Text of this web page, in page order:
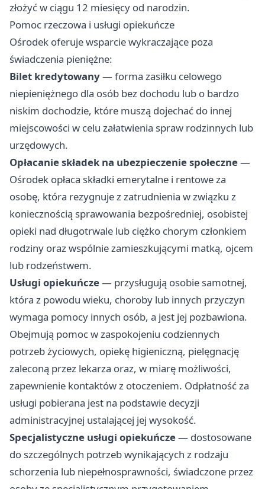
złożyć w ciągu 12 miesięcy od narodzin.
Pomoc rzeczowa i usługi opiekuńcze
Ośrodek oferuje wsparcie wykraczające poza
świadczenia pieniężne:
Bilet kredytowany— forma zasiłku celowego
niepieniężnego dla osób bez dochodu lub o bardzo
niskim dochodzie, które muszą dojechać do innej
miejscowości w celu załatwienia spraw rodzinnych lub
urzędowych.
Opłacanie składek na ubezpieczenie społeczne—
Ośrodek opłaca składki emerytalne i rentowe za
osobę, która rezygnuje z zatrudnienia w związku z
koniecznością sprawowania bezpośredniej, osobistej
opieki nad długotrwale lub ciężko chorym członkiem
rodziny oraz wspólnie zamieszkującymi matką, ojcem
lub rodzeństwem.
Usługi opiekuńcze— przysługują osobie samotnej,
która z powodu wieku, choroby lub innych przyczyn
wymaga pomocy innych osób, a jest jej pozbawiona.
Obejmują pomoc w zaspokojeniu codziennych
potrzeb życiowych, opiekę higieniczną, pielęgnację
zaleconą przez lekarza oraz, w miarę możliwości,
zapewnienie kontaktów z otoczeniem. Odpłatność za
usługi pobierana jest na podstawie decyzji
administracyjnej ustalającej jej wysokość.
Specjalistyczne usługi opiekuńcze— dostosowane
do szczególnych potrzeb wynikających z rodzaju
schorzenia lub niepełnosprawności, świadczone przez